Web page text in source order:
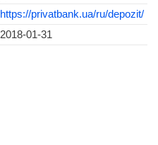
https://privatbank.ua/ru/depozit/
2018-01-31